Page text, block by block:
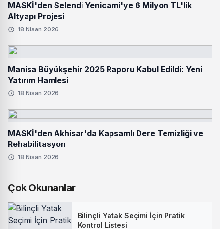
MASKİ'den Selendi Yenicami'ye 6 Milyon TL'lik
Altyapı Projesi
18 Nisan 2026
Manisa Büyükşehir 2025 Raporu Kabul Edildi: Yeni
Yatırım Hamlesi
18 Nisan 2026
MASKİ'den Akhisar'da Kapsamlı Dere Temizliği ve
Rehabilitasyon
18 Nisan 2026
Çok Okunanlar
Bilinçli Yatak Seçimi İçin Pratik
Kontrol Listesi